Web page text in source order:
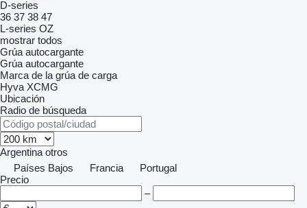
D-series
36 37 38 47
L-series OZ
mostrar todos
Grúa autocargante
Grúa autocargante
Marca de la grúa de carga
Hyva XCMG
Ubicación
Radio de búsqueda
Argentina otros
Países Bajos
Francia
Portugal
Precio
–